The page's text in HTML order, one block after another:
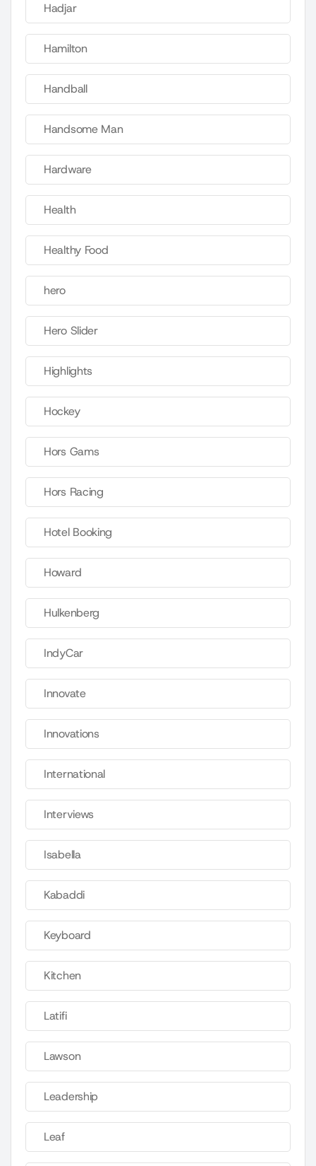
Hadjar
Hamilton
Handball
Handsome Man
Hardware
Health
Healthy Food
hero
Hero Slider
Highlights
Hockey
Hors Gams
Hors Racing
Hotel Booking
Howard
Hulkenberg
IndyCar
Innovate
Innovations
International
Interviews
Isabella
Kabaddi
Keyboard
Kitchen
Latifi
Lawson
Leadership
Leaf